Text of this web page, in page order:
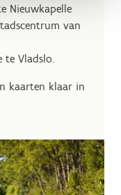
Nieuwkapelle
van
te Vladslo.
kaarten klaar in